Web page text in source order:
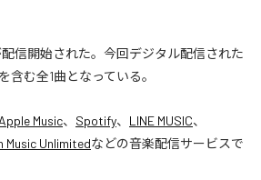
配信開始された。今回デジタル配信された
含む全1曲となっている。
Apple Music、 Spotify、 LINE MUSIC、
Music Unlimitedなどの音楽配信サービスで